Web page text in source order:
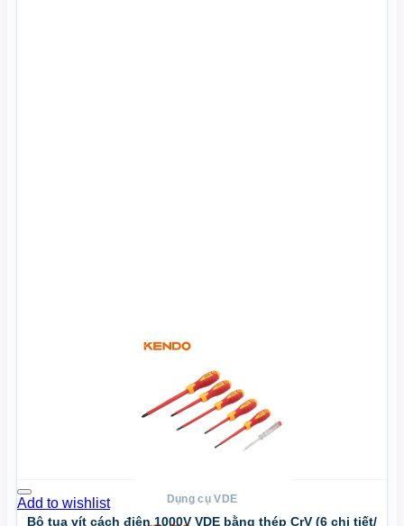
Add to wishlist Dụng cụ VDE
Bộ tua vít cách điện 1000V VDE bằng thép CrV (6 chi tiết/